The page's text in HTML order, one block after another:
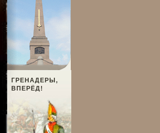
ГРЕНАДЕРЫ,
ВПЕРЁД!